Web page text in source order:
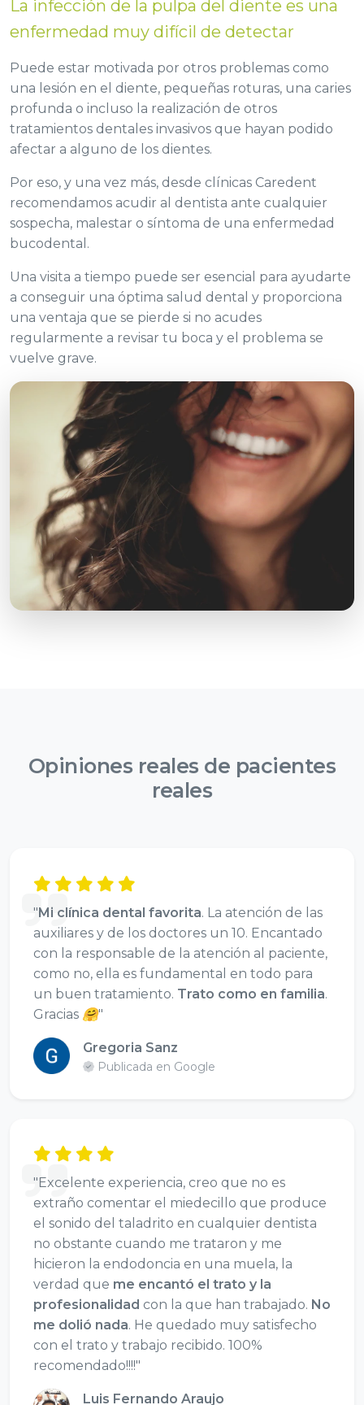
La infección de la pulpa del diente es una
enfermedad muy difícil de detectar
Puede estar motivada por otros problemas como
una lesión en el diente, pequeñas roturas, una caries
profunda o incluso la realización de otros
tratamientos dentales invasivos que hayan podido
afectar a alguno de los dientes.
Por eso, y una vez más, desde clínicas Caredent
recomendamos acudir al dentista ante cualquier
sospecha, malestar o síntoma de una enfermedad
bucodental.
Una visita a tiempo puede ser esencial para ayudarte
a conseguir una óptima salud dental y proporciona
una ventaja que se pierde si no acudes
regularmente a revisar tu boca y el problema se
vuelve grave.
Opiniones reales de pacientes
reales
"Mi clínica dental favorita. La atención de las
auxiliares y de los doctores un 10. Encantado
con la responsable de la atención al paciente,
como no, ella es fundamental en todo para
un buen tratamiento. Trato como en familia.
Gracias 🤗"
Gregoria Sanz
Publicada en Google
"Excelente experiencia, creo que no es
extraño comentar el miedecillo que produce
el sonido del taladrito en cualquier dentista
no obstante cuando me trataron y me
hicieron la endodoncia en una muela, la
verdad que me encantó el trato y la
profesionalidad con la que han trabajado. No
me dolió nada. He quedado muy satisfecho
con el trato y trabajo recibido. 100%
recomendado!!!!"
Luis Fernando Araujo